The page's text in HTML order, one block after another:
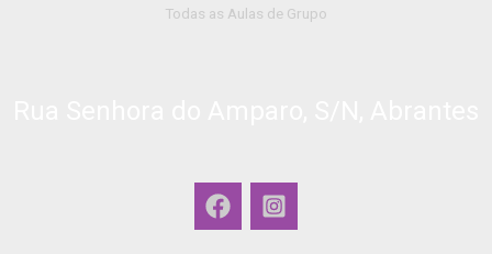
Todas as Aulas de Grupo